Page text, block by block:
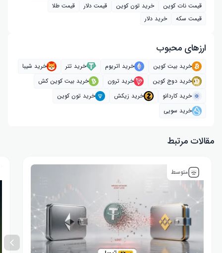
قیمت نات کوین
خرید تون کوین قیمت دلار
قیمت طلا
قیمت سکه
خرید دلار
ارز‌های محبوب
خرید بیت کوین خرید اتریوم خرید تتر
خرید شیبا
خرید دوج کوین
خرید ترون
خرید بیت کوین کش
خرید کاردانو
خرید زیکش
خرید تون کوین
خرید سویی
مقالات مرتبط
متوسط